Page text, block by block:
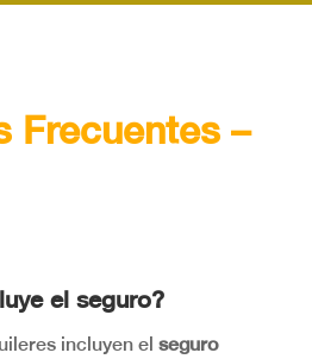
Frecuentes –
el seguro?
incluyen el seguro